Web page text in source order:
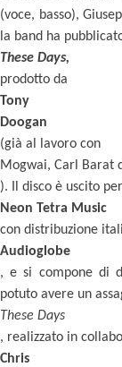
(voce, basso),
la band ha
These Days,
prodotto da
Tony
Doogan
(già al lavoro con
Mogwai, Carl Barat
). Il disco è uscito
Neon Tetra Music
con distribuzione
Audioglobe
, e si compone di
potuto avere un
These Days
, realizzato in
Chris